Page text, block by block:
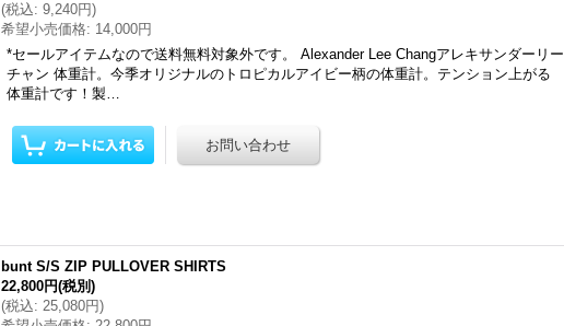
(税込: 9,240円)
希望小売価格: 14,000円
*セールアイテムなので送料無料対象外です。 Alexander Lee Changアレキサンダーリー
チャン 体重計。今季オリジナルのトロピカルアイビー柄の体重計。テンション上がる
体重計です！製…
bunt S/S ZIP PULLOVER SHIRTS
22,800円(税別)
(税込: 25,080円)